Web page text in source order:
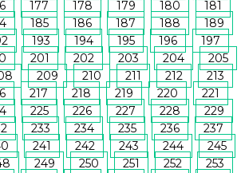
177 178 179 180
181
185 186 187 188
189
193 194 195 196
197
201 202 203 204
205
209 210 211 212
213
217 218 219 220
221
225 226 227 228
229
233 234 235 236
237
241 242 243 244
245
249 250 251 252
253